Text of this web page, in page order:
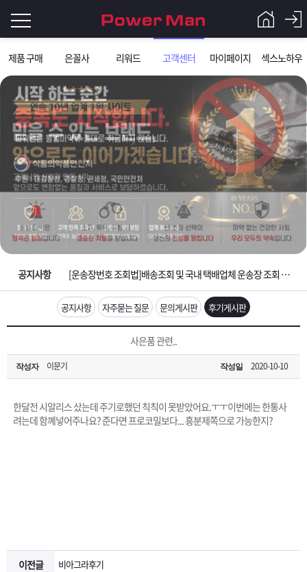
제품 구매 은꼴사 리워드 고객센터 마이페이지 섹스노하우
그
인
이
필
요
니
로
Q&A
파
워
맨
제
품
은
노
하
객
센
마
이
주
공지사항
입금확인이 안되는 상황을 대비해 꼭 입금후 고객센터 연락바랍니다.
[2026구정 연휴]설 연휴 배송 및 휴무 안내
[운송장번호 조회법]배송조회 및 국내 택배업체 운송장 조회 하는법
[ios앱 오픈]아이폰 고객 앱설치 가능합니다.
[무인택배함 이용 안내] 집 밖에 주소로 택배 받기
입금확인이 안되는 상황을 대비해 꼭 입금후 고객센터 연락바랍니다.
[2026구정 연휴]설 연휴 배송 및 휴무 안내
공지사항 자주묻는 질문 문의게시판 후기게시판
사은품 관련..
작성자 이문기 작성일 2020-10-10
한달전 시알리스 샀는데 주기로했던 칙칙이 못받았어요.ㅜㅜ이번에는 한통사
려는데 함꼐넣어주나요? 준다면 프로코밀보다... 흥분제쪽으로 가능한지?
이전글 비아그라후기